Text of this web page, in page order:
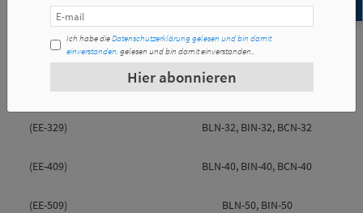
Artikel-Nr. Verwendung für:
(EE-209) BLN-20, BIN-20, BCN-20
(EE-329) BLN-32, BIN-32, BCN-32
(EE-409) BLN-40, BIN-40, BCN-40
(EE-509) BLN-50, BIN-50
Ich habe dieDatenschutzerklärung gelesen und bin damit
einverstanden. gelesen und bin damit einverstanden..
Hier abonnieren